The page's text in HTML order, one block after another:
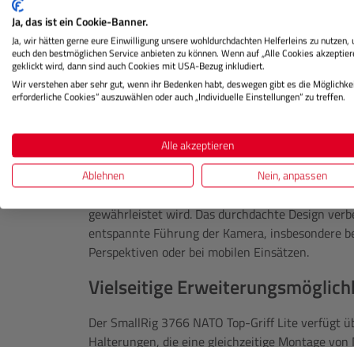
Der SmallRig 3766 NATO Top-Griff Lite wurde
Winkeln deutlich komfortabler zu gestalten und
reduzieren. Durch sein ergonomisches Design
Handhabung, während die leichte Bauweise
Setup unterstützt. Der Griff ist ideal für
geeignet.
Ergonomisches Design für
Der SmallRig 3766 NATO Top-Griff Lite
Anti-Rutsch- und Anti-Frost-Silikon, wodurch
gewährleistet wird. Das durchdachte Design
entspannte Führung der Kamera, insbesondere
Perspektiven oder bei mobilen Einsätzen.
Vielseitige
Der SmallRig 3766 NATO Top-Griff Lite verfügt
Halterungen, die eine gleichzeitige Montage
Ja, das ist ein Cookie-Banner.
Ja, wir hätten gerne eure Einwilligung unsere wohldurchdachten Helferleins zu nutzen,
euch den bestmöglichen Service anbieten zu können. Wenn auf „Alle Cookies
geklickt wird, dann sind auch Cookies mit USA-Bezug inkludiert.
Wir verstehen aber sehr gut, wenn ihr Bedenken habt, deswegen gibt es die
erforderliche Cookies“ auszuwählen oder auch „Individuelle Einstellungen“ zu treffen.
Alle akzeptieren
Ablehnen
Nein, anpassen